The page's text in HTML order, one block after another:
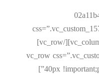
!important;}” exclude=”5098″][/vc_column][/vc_row]
[vc_row
40px !important;padding-bottom: 40px !important;}”]